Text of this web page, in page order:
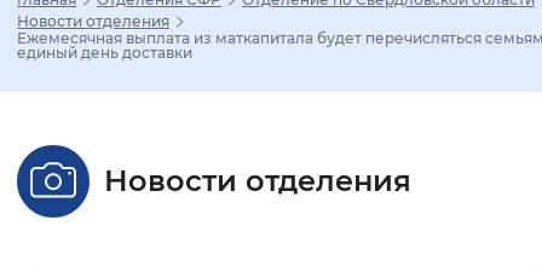
Стандартный Увеличенный
Новости отделения
Ежемесячная выплата из маткапитала будет перечисляться
единый день доставки
Новости отделения